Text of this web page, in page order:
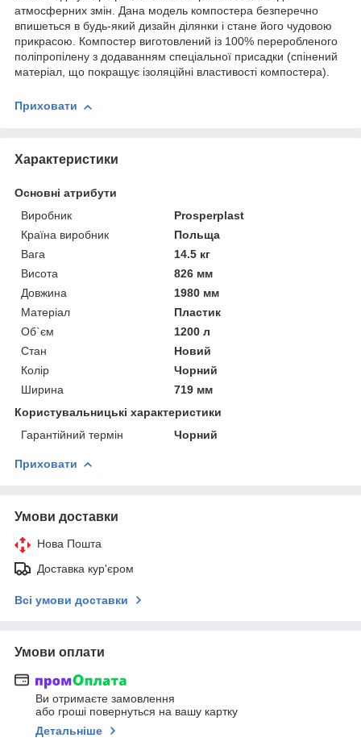
атмосферних змін. Дана модель компостера безперечно
впишеться в будь-який дизайн ділянки і стане його чудовою
прикрасою. Компостер виготовлений із 100% переробленого
поліпропілену з додаванням спеціальної присадки (спінений
матеріал, що покращує ізоляційні властивості компостера).
Приховати
Характеристики
Основні атрибути
Виробник
Prosperplast
Країна виробник
Польща
Вага
14.5 кг
Висота
826 мм
Довжина
1980 мм
Матеріал
Пластик
Об`єм
1200 л
Стан
Новий
Колір
Чорний
Ширина
719 мм
Користувальницькі характеристики
Гарантійний термін
Чорний
Приховати
Умови доставки
Нова Пошта
Доставка кур'єром
Всі умови доставки
Умови оплати
Ви отримаєте замовлення
або гроші повернуться на вашу картку
Детальніше